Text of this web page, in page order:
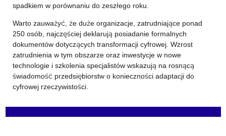
spadkiem w porównaniu do zeszłego roku.
Warto zauważyć, że duże organizacje, zatrudniające ponad
250 osób, najczęściej deklarują posiadanie formalnych
dokumentów dotyczących transformacji cyfrowej. Wzrost
zatrudnienia w tym obszarze oraz inwestycje w nowe
technologie i szkolenia specjalistów wskazują na rosnącą
świadomość przedsiębiorstw o konieczności adaptacji do
cyfrowej rzeczywistości.